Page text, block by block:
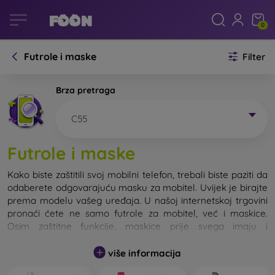
0
Futrole i maske Filter
Brza pretraga
C55
Futrole i maske
Kako biste zaštitili svoj mobilni telefon, trebali biste paziti da
odaberete odgovarajuću masku za mobitel. Uvijek je birajte
prema modelu vašeg uređaja. U našoj internetskoj trgovini
pronaći ćete ne samo futrole za mobitel, već i maskice.
Osim zaštitne funkcije, maskice prije svega imaju i
Maskicu za mobitel možemo također nazvati i stražnjom
više informacija